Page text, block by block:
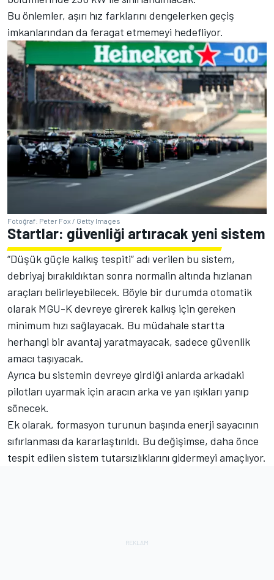
Bu önlemler, aşırı hız farklarını dengelerken geçiş
imkanlarından da feragat etmemeyi hedefliyor.
Fotoğraf: Peter Fox / Getty Images
Startlar: güvenliği artıracak yeni sistem
“Düşük güçle kalkış tespiti” adı verilen bu sistem,
debriyaj bırakıldıktan sonra normalin altında hızlanan
araçları belirleyebilecek. Böyle bir durumda otomatik
olarak MGU-K devreye girerek kalkış için gereken
minimum hızı sağlayacak. Bu müdahale startta
herhangi bir avantaj yaratmayacak, sadece güvenlik
amacı taşıyacak.
Ayrıca bu sistemin devreye girdiği anlarda arkadaki
pilotları uyarmak için aracın arka ve yan ışıkları yanıp
sönecek.
Ek olarak, formasyon turunun başında enerji sayacının
sıfırlanması da kararlaştırıldı. Bu değişimse, daha önce
tespit edilen sistem tutarsızlıklarını gidermeyi amaçlıyor.